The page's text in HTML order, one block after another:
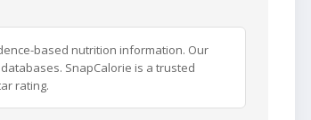
based nutrition information. Our
SnapCalorie is a trusted
rating.